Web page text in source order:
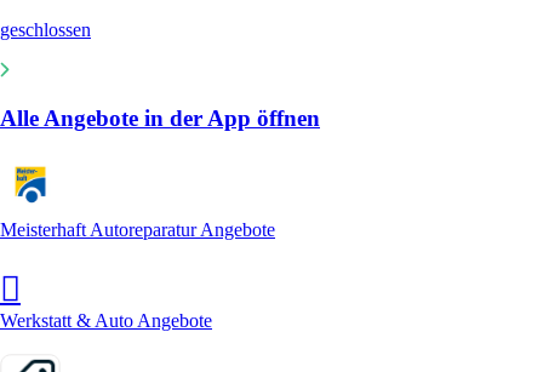
geschlossen
Alle Angebote in der App öffnen
Meisterhaft Autoreparatur Angebote
Werkstatt & Auto Angebote